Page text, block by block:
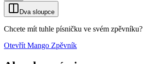
Dva sloupce
Chcete mít tuhle písničku ve svém zpěvníku?
Otevřít Mango Zpěvník